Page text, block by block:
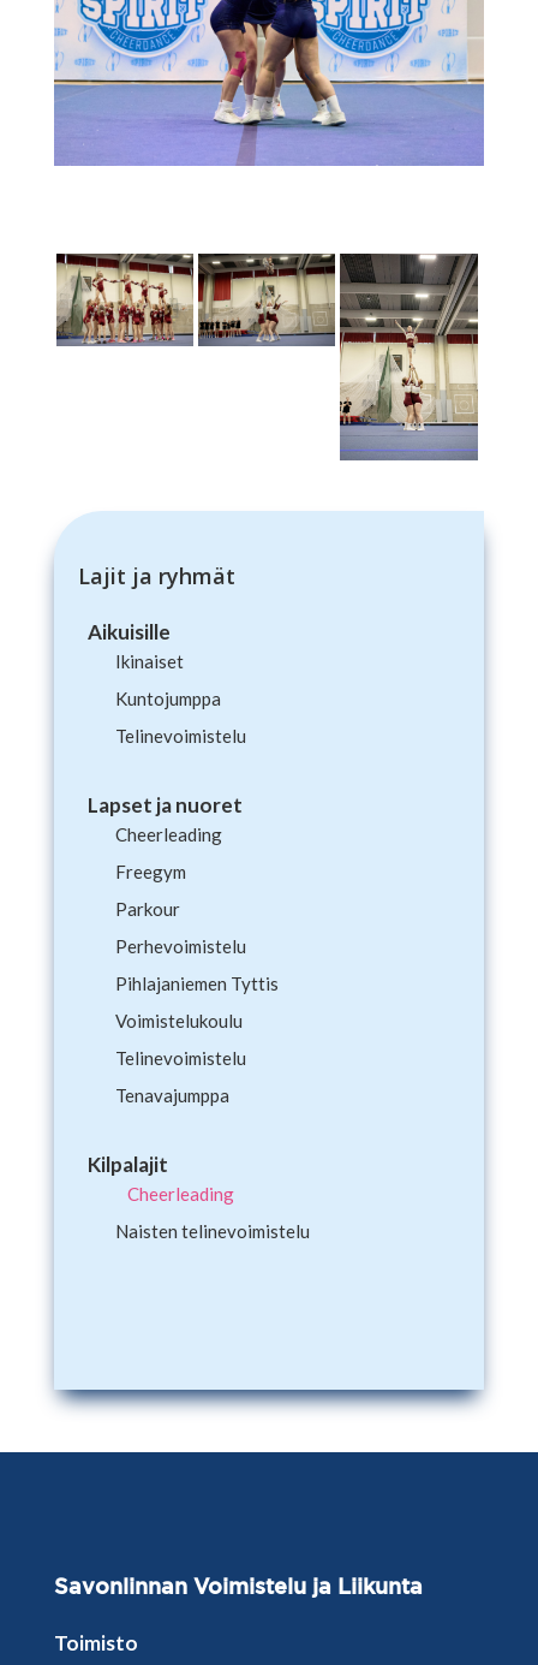
Lajit ja ryhmät
Aikuisille
Ikinaiset
Kuntojumppa
Telinevoimistelu
Lapset ja nuoret
Cheerleading
Freegym
Parkour
Perhevoimistelu
Pihlajaniemen Tyttis
Voimistelukoulu
Telinevoimistelu
Tenavajumppa
Kilpalajit
Cheerleading
Naisten telinevoimistelu
SavonlinnanVoimistelu ja Liikunta
Toimisto